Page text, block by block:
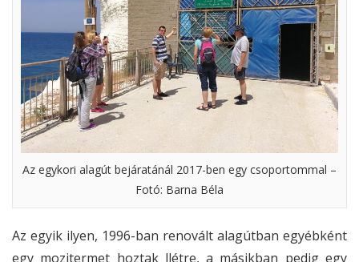
Az egykori alagút bejáratánál 2017-ben egy csoportommal –
Fotó: Barna Béla
Az egyik ilyen, 1996-ban renovált alagútban egyébként
egy mozitermet hoztak llétre, a másikban pedig egy